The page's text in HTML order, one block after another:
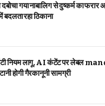
गया नाबालिग से दुष्कर्म का फरार
रहा ठिकाना
नियम लागू, AI कंटेंट पर लेबल
होगी गैरकानूनी सामग्री